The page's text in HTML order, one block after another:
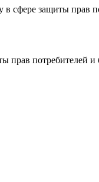
сфере защиты прав
потребителей